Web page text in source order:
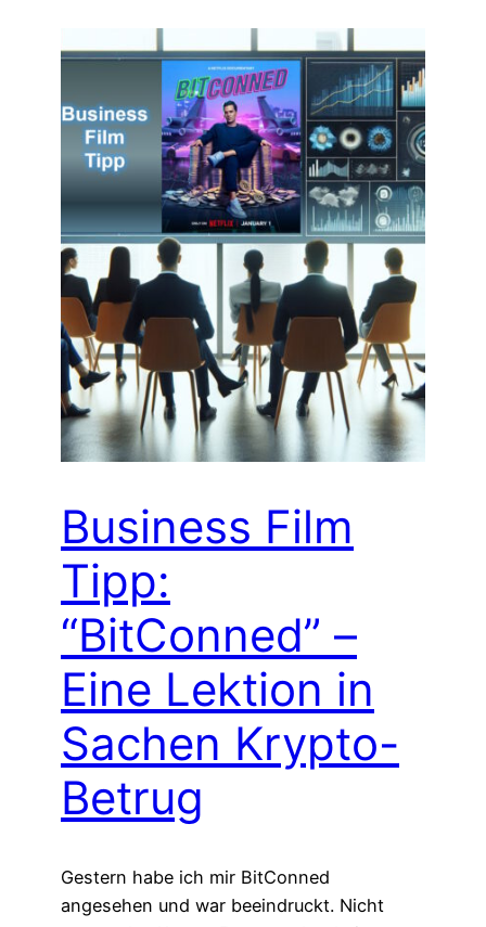
Business Film
Tipp:
“BitConned” –
Eine Lektion in
Sachen Krypto-
Betrug
Gestern habe ich mir BitConned
angesehen und war beeindruckt. Nicht